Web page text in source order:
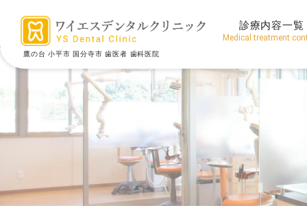
鷹の台 小平市 国分寺市 歯医者 歯科医院
診療内容一覧
Medical treatment